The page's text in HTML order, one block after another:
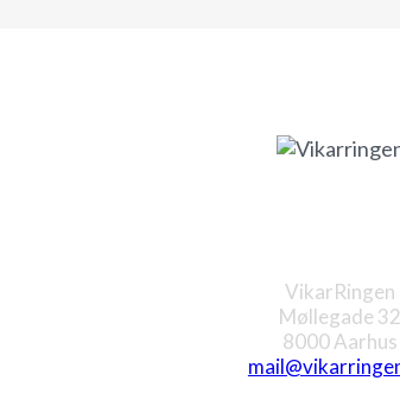
VikarRingen
Møllegade 32
8000 Aarhus